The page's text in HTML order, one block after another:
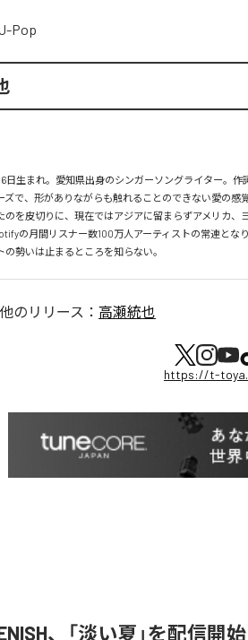
Pop
日生まれ。愛知県出身のシンガーソングライター。
ズで、形がありながらも触れることのできない愛の
のを皮切りに、現在ではアジアに留まらずアメリカ
の月間リスナー数100万人アーティストの常連とな
の勢いは止まるところを知らない。
のリリース： 高瀬統也
https://t-
、「淡い夏」を配信開始